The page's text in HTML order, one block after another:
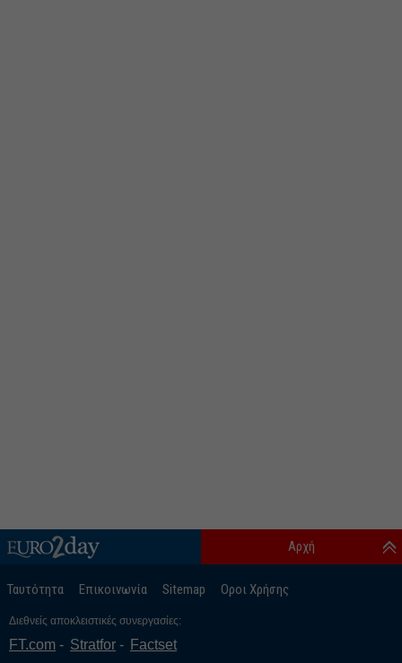
Ταυτότητα Επικοινωνία Sitemap Οροι Χρήσης
Αρχή
Διεθνείς αποκλειστικές συνεργασίες:
FT.com Stratfor Factset